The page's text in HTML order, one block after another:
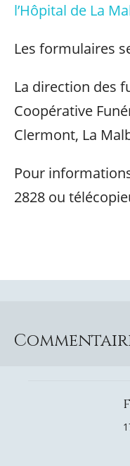
l’Hôpital de La
Les formulaires
La direction des
Coopérative
Clermont, La
Pour
2828 ou